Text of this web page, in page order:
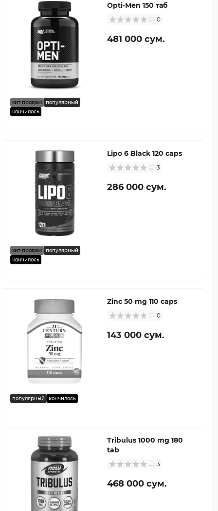
хит продаж
популярный
кончилось
Opti-Men 150 таб
0
481 000 сум.
хит продаж
популярный
кончилось
Lipo 6 Black 120 caps
3
286 000 сум.
популярный кончилось
Zinc 50 mg 110 caps
0
143 000 сум.
Tribulus 1000 mg 180
tab
3
468 000 сум.